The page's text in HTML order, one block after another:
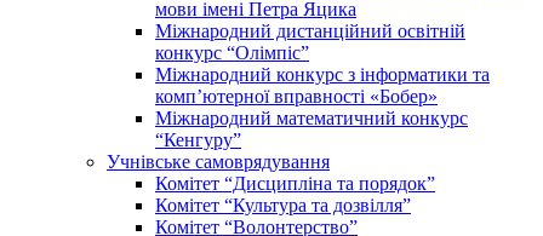
мови імені Петра Яцика
Міжнародний дистанційний освітній
конкурс “Олімпіс”
Міжнародний конкурс з інформатики та
комп’ютерної вправності «Бобер»
Міжнародний математичний конкурс
“Кенгуру”
Учнівське самоврядування
Комітет “Дисципліна та порядок”
Комітет “Культура та дозвілля”
Комітет “Волонтерство”